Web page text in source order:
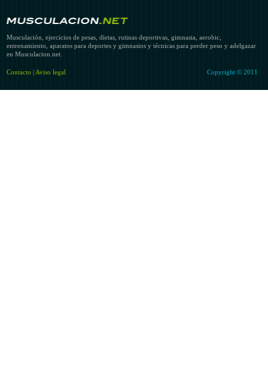
Copyright © 2011
Musculación, ejercicios de pesas, dietas, rutinas deportivas, gimnasia, aerobic,
entrenamiento, aparatos para deportes y gimnasios y técnicas para perder peso y adelgazar
en Musculacion.net.
Contacto | Aviso legal